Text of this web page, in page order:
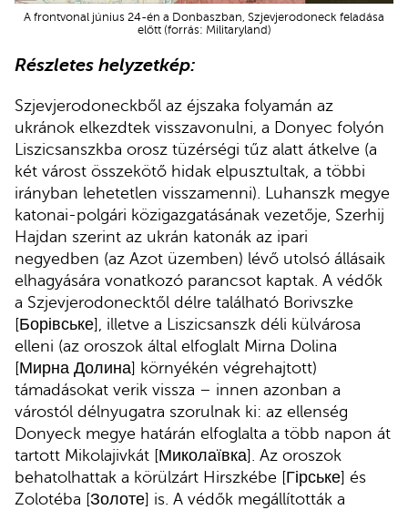
A frontvonal június 24-én a Donbaszban, Szjevjerodoneck feladása
előtt (forrás: Militaryland)
Részletes helyzetkép:
Szjevjerodoneckből az éjszaka folyamán az
ukránok elkezdtek visszavonulni, a Donyec folyón
Liszicsanszkba orosz tüzérségi tűz alatt átkelve (a
két várost összekötő hidak elpusztultak, a többi
irányban lehetetlen visszamenni). Luhanszk megye
katonai-polgári közigazgatásának vezetője, Szerhij
Hajdan szerint az ukrán katonák az ipari
negyedben (az Azot üzemben) lévő utolsó állásaik
elhagyására vonatkozó parancsot kaptak. A védők
a Szjevjerodonecktől délre található Borivszke
[Борівське], illetve a Liszicsanszk déli külvárosa
elleni (az oroszok által elfoglalt Mirna Dolina
[Мирна Долина] környékén végrehajtott)
támadásokat verik vissza – innen azonban a
várostól délnyugatra szorulnak ki: az ellenség
Donyeck megye határán elfoglalta a több napon át
tartott Mikolajivkát [Миколаївка]. Az oroszok
behatolhattak a körülzárt Hirszkébe [Гірське] és
Zolotéba [Золоте] is. A védők megállították a